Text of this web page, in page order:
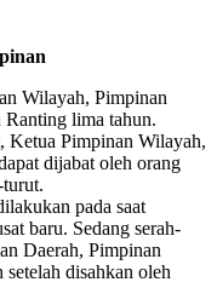
Wilayah, Pimpinan
lima tahun.
Ketua Pimpinan Wilayah,
dijabat oleh orang
turut.
pada saat
baru. Sedang serah-
Daerah, Pimpinan
disahkan oleh